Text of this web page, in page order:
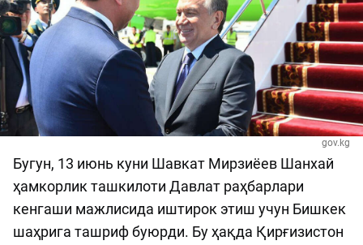
gov.kg
Бугун, 13 июнь куни Шавкат Мирзиёев Шанхай
ҳамкорлик ташкилоти Давлат раҳбарлари
кенгаши мажлисида иштирок этиш учун Бишкек
шаҳрига ташриф буюрди. Бу ҳақда Қирғизистон